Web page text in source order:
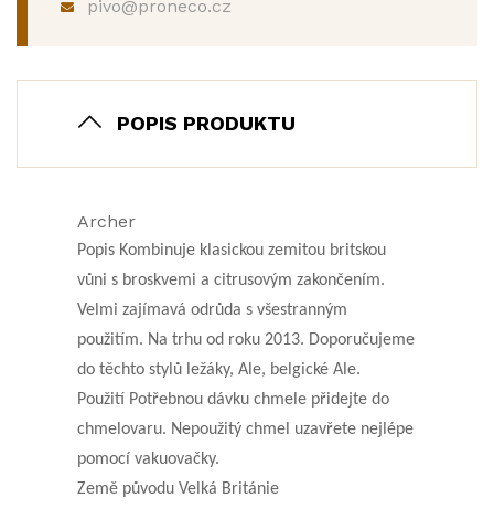
pivo@proneco.cz
POPIS PRODUKTU
Archer
Popis Kombinuje klasickou zemitou britskou
vůni s broskvemi a citrusovým zakončením.
Velmi zajímavá odrůda s všestranným
použitím. Na trhu od roku 2013. Doporučujeme
do těchto stylů ležáky, Ale, belgické Ale.
Použití Potřebnou dávku chmele přidejte do
chmelovaru. Nepoužitý chmel uzavřete nejlépe
pomocí vakuovačky.
Země původu Velká Británie